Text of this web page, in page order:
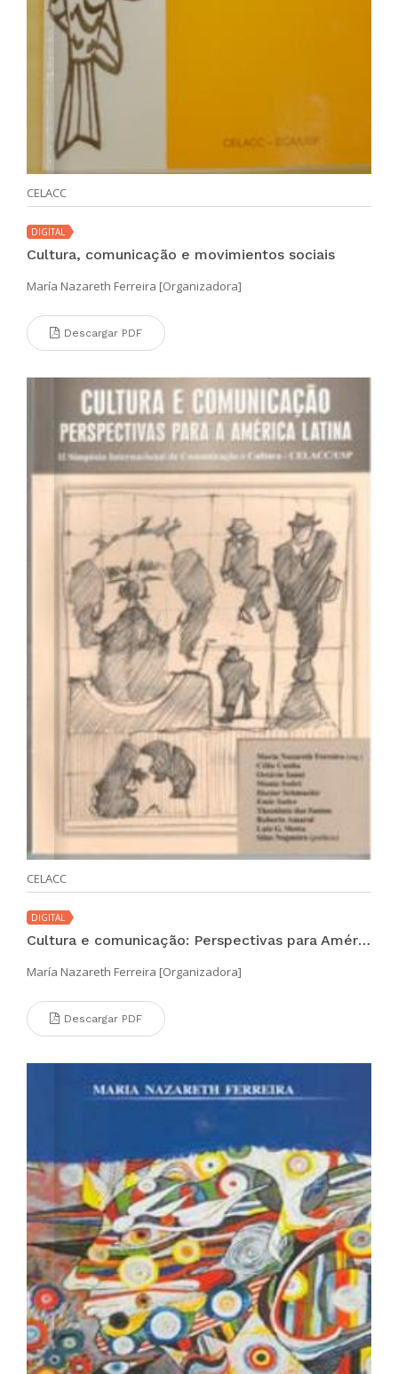
CELACC
DIGITAL
Cultura, comunicação e movimientos sociais
María Nazareth Ferreira [Organizadora]
Descargar PDF
CELACC
DIGITAL
Cultura e comunicação: Perspectivas para América Latina
María Nazareth Ferreira [Organizadora]
Descargar PDF